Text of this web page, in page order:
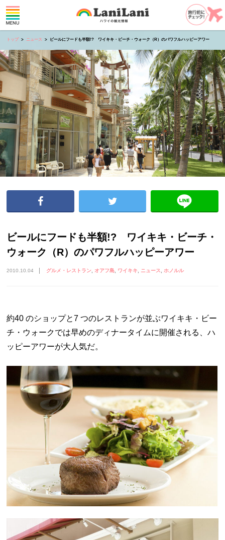
トップ ニュース ビールにフードも半額!? ワイキキ・ビーチ・ウォーク（R）のパワフルハッピーアワー
ビールにフードも半額!? ワイキキ・ビーチ・
ウォーク（R）のパワフルハッピーアワー
2010.10.04 グルメ・レストラン オアフ島 ワイキキ ニュース ホノルル
約40 のショップと7 つのレストランが並ぶワイキキ・ビー
チ・ウォークでは早めのディナータイムに開催される、ハ
ッピーアワーが大人気だ。